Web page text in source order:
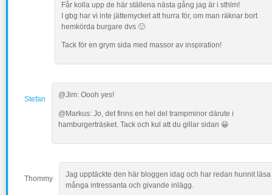
Får kolla upp de här ställena nästa gång jag är i sthlm!
I gbg har vi inte jättemycket att hurra för, om man räknar bort
hemkörda burgare dvs 🙂
Tack för en grym sida med massor av inspiration!
Stefan @Jim: Oooh yes!
@Markus: Jo, det finns en hel del trampminor därute i
hamburgerträsket. Tack och kul att du gillar sidan 😀
Thommy
Jag upptäckte den här bloggen idag och har redan hunnit läsa
många intressanta och givande inlägg.